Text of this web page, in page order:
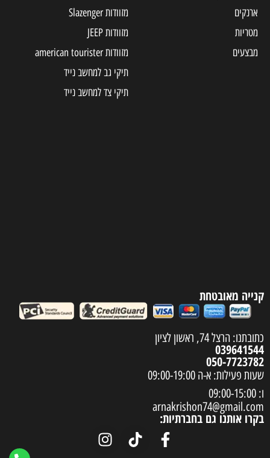
ארנקים
מטריות
מבצעים
מזוודות Slazenger
מזוודות JEEP
מזוודות american tourister
תיקי גב למחשב נייד
תיקי צד למחשב נייד
קנייה מאובטחת
כתובתנו: הרצל 74, ראשון לציון
039641544
050-7723782
שעות פעילות: א-ה 09:00-19:00
ו: 09:00-15:00
arnakrishon74@gmail.com
בקרו אותנו גם בחברתיות: